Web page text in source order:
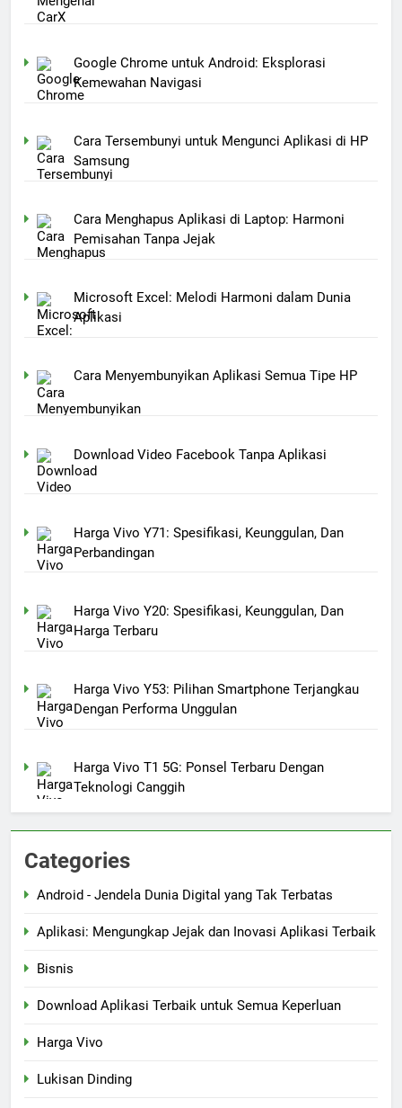
Google Chrome untuk Android: Eksplorasi
Kemewahan Navigasi
Cara Tersembunyi untuk Mengunci Aplikasi di HP
Samsung
Cara Menghapus Aplikasi di Laptop: Harmoni
Pemisahan Tanpa Jejak
Microsoft Excel: Melodi Harmoni dalam Dunia
Aplikasi
Cara Menyembunyikan Aplikasi Semua Tipe HP
Download Video Facebook Tanpa Aplikasi
Harga Vivo Y71: Spesifikasi, Keunggulan, Dan
Perbandingan
Harga Vivo Y20: Spesifikasi, Keunggulan, Dan
Harga Terbaru
Harga Vivo Y53: Pilihan Smartphone Terjangkau
Dengan Performa Unggulan
Harga Vivo T1 5G: Ponsel Terbaru Dengan
Teknologi Canggih
Categories
Android - Jendela Dunia Digital yang Tak Terbatas
Aplikasi: Mengungkap Jejak dan Inovasi Aplikasi Terbaik
Bisnis
Download Aplikasi Terbaik untuk Semua Keperluan
Harga Vivo
Lukisan Dinding